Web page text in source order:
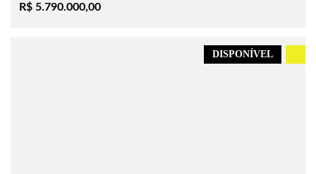
R$ 5.790.000,00
DISPONÍVEL